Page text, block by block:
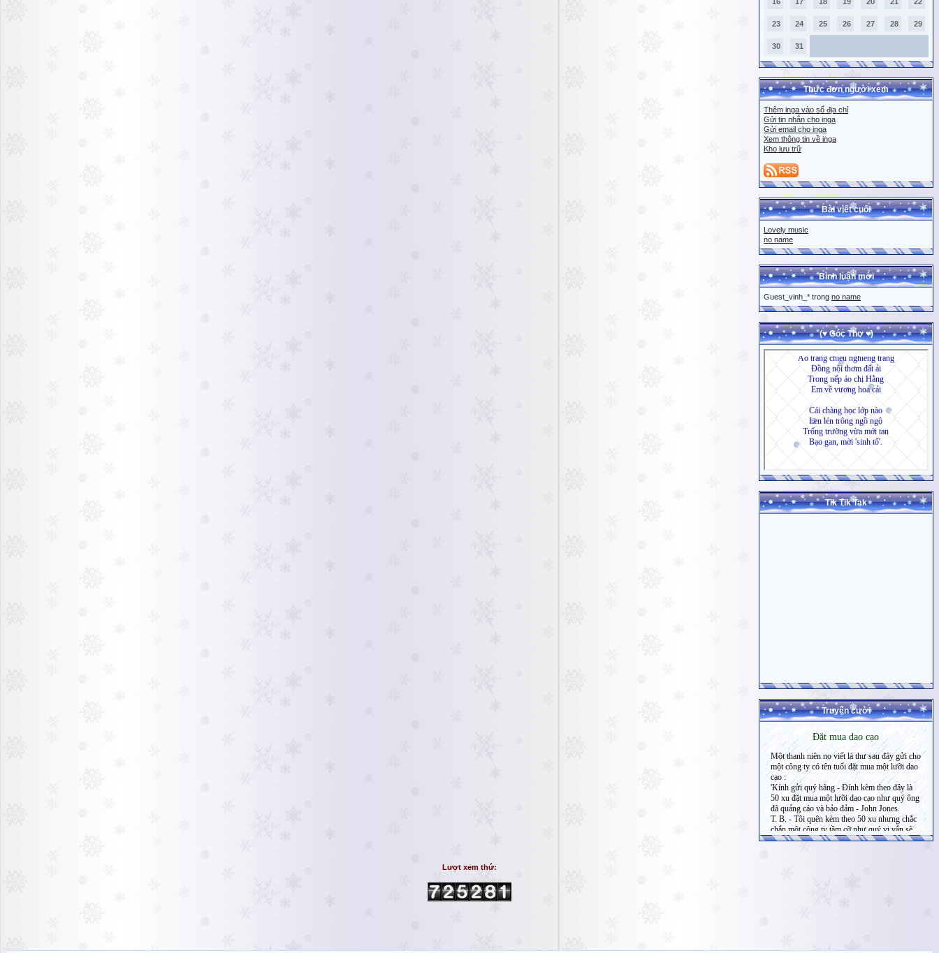
23 24 25 26 27 28 29
30 31
Thực đơn người xem
Thêm inga vào sổ địa chỉ
Gửi tin nhắn cho inga
Gửi email cho inga
Xem thông tin về inga
Kho lưu trữ
Bài viết cuối
Lovely music
no name
Bình luận mới
Guest_vinh_* trong no name
(♥ Góc Thơ ♥)
Tik Tik Tak
Truyện cười
Lượt xem thứ: